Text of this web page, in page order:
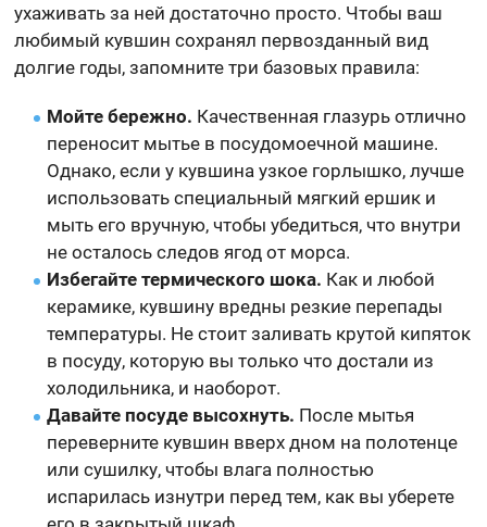
ухаживать за ней достаточно просто. Чтобы ваш
любимый кувшин сохранял первозданный вид
долгие годы, запомните три базовых правила:
Мойте бережно. Качественная глазурь отлично
переносит мытье в посудомоечной машине.
Однако, если у кувшина узкое горлышко, лучше
использовать специальный мягкий ершик и
мыть его вручную, чтобы убедиться, что внутри
не осталось следов ягод от морса.
Избегайте термического шока. Как и любой
керамике, кувшину вредны резкие перепады
температуры. Не стоит заливать крутой кипяток
в посуду, которую вы только что достали из
холодильника, и наоборот.
Давайте посуде высохнуть. После мытья
переверните кувшин вверх дном на полотенце
или сушилку, чтобы влага полностью
испарилась изнутри перед тем, как вы уберете